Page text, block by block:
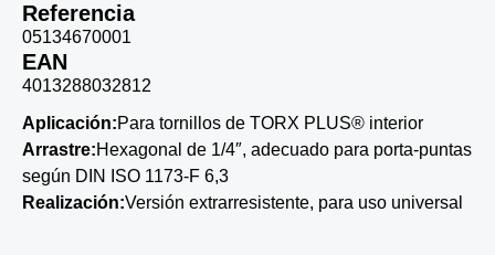
Referencia
05134670001
EAN
4013288032812
Aplicación:Para tornillos de TORX PLUS® interior
Arrastre:Hexagonal de 1/4″, adecuado para porta-puntas
según DIN ISO 1173-F 6,3
Realización:Versión extrarresistente, para uso universal